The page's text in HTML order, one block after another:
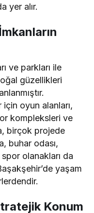
yer alır.
ve parkları ile
güzellikleri
oyun alanları,
kompleksleri ve
birçok projede
buhar odası,
olanakları da
yaşam
Konum